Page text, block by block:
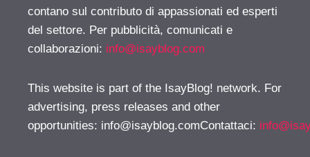
contano sul contributo di appassionati ed esperti
del settore. Per pubblicità, comunicati e
collaborazioni: info@isayblog.com
This website is part of the IsayBlog! network. For
advertising, press releases and other
opportunities: info@isayblog.comContattaci: